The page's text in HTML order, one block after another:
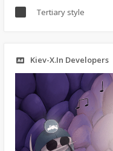
Tertiary style
Kiev-X.In Developers